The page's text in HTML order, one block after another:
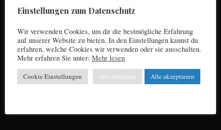
Impressum
c
f
o
r
:
Einstellungen zum Datenschutz
Wir verwenden Cookies, um dir die bestmögliche Erfahrung
auf unserer Website zu bieten. In den Einstellungen kannst du
erfahren, welche Cookies wir verwenden oder sie ausschalten.
Mehr erfahren Sie unter: Mehr lesen
Cookie Einstellungen Alle ablehnen Alle akzeptieren